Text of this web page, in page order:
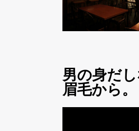
男の身だ
眉毛から。